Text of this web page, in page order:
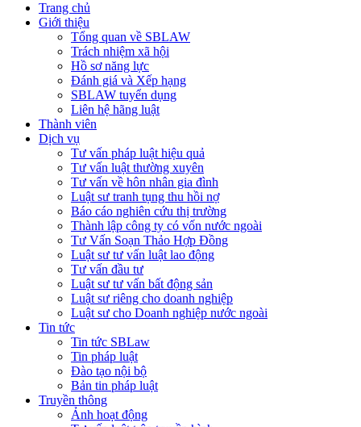
Trang chủ
Giới thiệu
Tổng quan về SBLAW
Trách nhiệm xã hội
Hồ sơ năng lực
Đánh giá và Xếp hạng
SBLAW tuyển dụng
Liên hệ hãng luật
Thành viên
Dịch vụ
Tư vấn pháp luật hiệu quả
Tư vấn luật thường xuyên
Tư vấn về hôn nhân gia đình
Luật sư tranh tụng thu hồi nợ
Báo cáo nghiên cứu thị trường
Thành lập công ty có vốn nước ngoài
Tư Vấn Soạn Thảo Hợp Đồng
Luật sư tư vấn luật lao động
Tư vấn đầu tư
Luật sư tư vấn bất động sản
Luật sư riêng cho doanh nghiệp
Luật sư cho Doanh nghiệp nước ngoài
Tin tức
Tin tức SBLaw
Tin pháp luật
Đào tạo nội bộ
Bản tin pháp luật
Truyền thông
Ảnh hoạt động